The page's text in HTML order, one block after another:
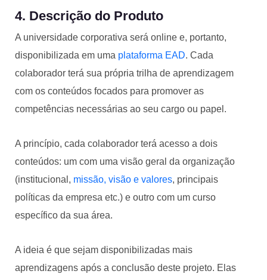
4. Descrição do Produto
A universidade corporativa será online e, portanto,
disponibilizada em uma plataforma EAD. Cada
colaborador terá sua própria trilha de aprendizagem
com os conteúdos focados para promover as
competências necessárias ao seu cargo ou papel.
A princípio, cada colaborador terá acesso a dois
conteúdos: um com uma visão geral da organização
(institucional, missão, visão e valores, principais
políticas da empresa etc.) e outro com um curso
específico da sua área.
A ideia é que sejam disponibilizadas mais
aprendizagens após a conclusão deste projeto. Elas